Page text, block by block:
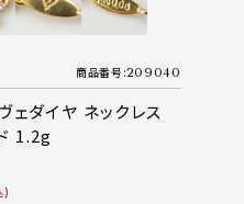
商品番号 209040
ダイヤ ネックレス
1.2g